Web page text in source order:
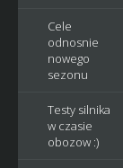
Cele
odnosnie
nowego
sezonu
Testy silnika
w czasie
obozow :)